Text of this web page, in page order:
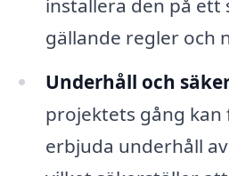
installera den på ett
gällande regler och
Underhåll och
projektets gång
erbjuda underhåll